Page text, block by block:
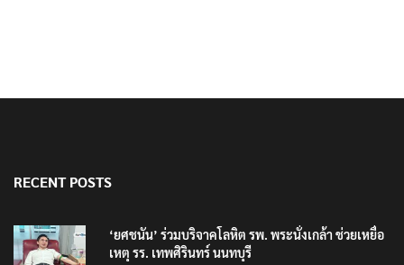
RECENT POSTS
‘ยศชนัน’ ร่วมบริจาคโลหิต รพ. พระนั่งเกล้า ช่วยเหยื่อ
เหตุ รร. เทพศิรินทร์ นนทบุรี